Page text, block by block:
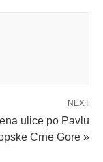
NEXT
ulice po Pavlu
Crne Gore »